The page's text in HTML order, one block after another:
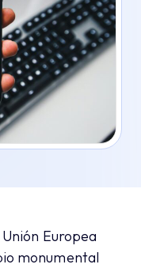
Europea
monumental